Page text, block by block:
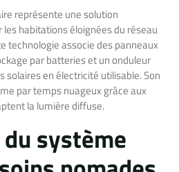
représente une solution
habitations éloignées du réseau
technologie associe des panneaux
par batteries et un onduleur
solaires en électricité utilisable. Son
par temps nuageux grâce aux
la lumière diffuse.
système